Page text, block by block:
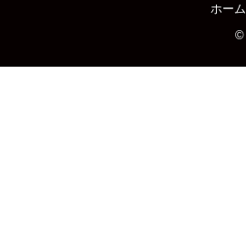
ホーム
©